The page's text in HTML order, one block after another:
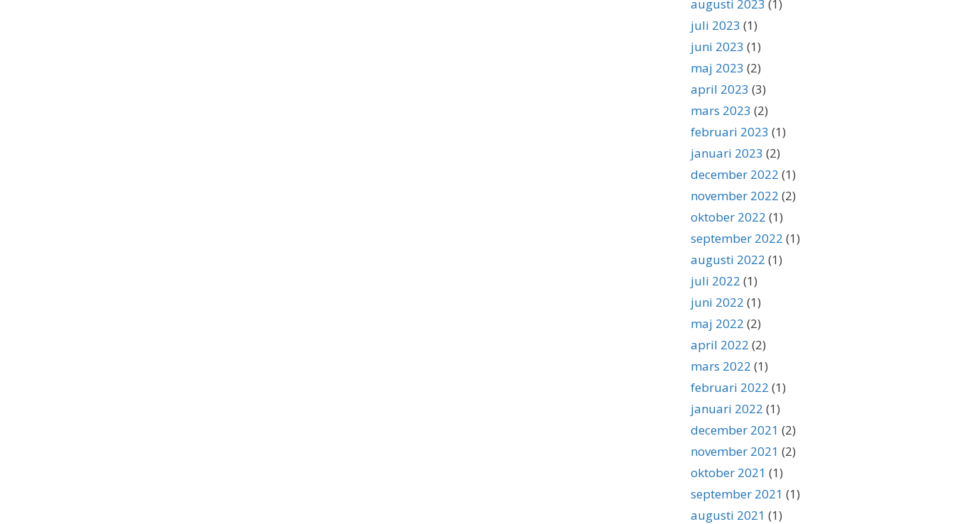
augusti 2023 (1)
juli 2023 (1)
juni 2023 (1)
maj 2023 (2)
april 2023 (3)
mars 2023 (2)
februari 2023 (1)
januari 2023 (2)
december 2022 (1)
november 2022 (2)
oktober 2022 (1)
september 2022 (1)
augusti 2022 (1)
juli 2022 (1)
juni 2022 (1)
maj 2022 (2)
april 2022 (2)
mars 2022 (1)
februari 2022 (1)
januari 2022 (1)
december 2021 (2)
november 2021 (2)
oktober 2021 (1)
september 2021 (1)
augusti 2021 (1)